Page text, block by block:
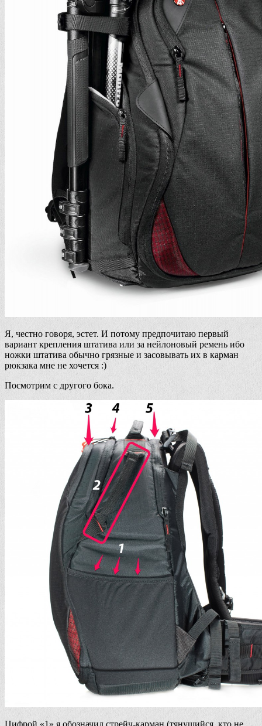
Я, честно говоря, эстет. И потому предпочитаю первый
вариант крепления штатива или за нейлоновый ремень ибо
ножки штатива обычно грязные и засовывать их в карман
рюкзака мне не хочется :)
Посмотрим с другого бока.